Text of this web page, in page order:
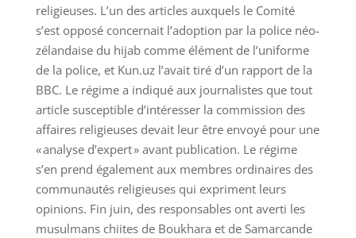
religieuses. L’un des articles auxquels le Comité
s’est opposé concernait l’adoption par la police néo-
zélandaise du hijab comme élément de l’uniforme
de la police, et Kun.uz l’avait tiré d’un rapport de la
BBC. Le régime a indiqué aux journalistes que tout
article susceptible d’intéresser la commission des
affaires religieuses devait leur être envoyé pour une
« analyse d’expert » avant publication. Le régime
s’en prend également aux membres ordinaires des
communautés religieuses qui expriment leurs
opinions. Fin juin, des responsables ont averti les
musulmans chiites de Boukhara et de Samarcande